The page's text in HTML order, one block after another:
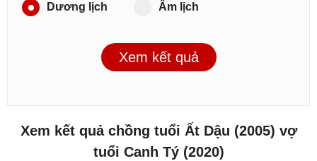
Dương lịch
Âm lịch
Xem kết quả
Xem kết quả chồng tuổi Ất Dậu (2005) vợ
tuổi Canh Tý (2020)